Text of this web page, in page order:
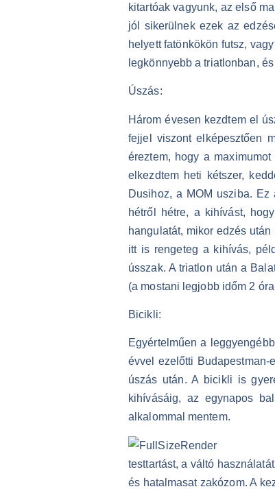
kitartóak vagyunk, az első
jól sikerülnek ezek az
helyett fatönkökön futsz,
legkönnyebb a triatlonban,
Úszás:
Három évesen kezdtem el
fejjel viszont elképesztően
éreztem, hogy a
elkezdtem heti kétszer,
Dusihoz, a MOM usziba.
hétről hétre, a kihívást,
hangulatát, mikor edzés
itt is rengeteg a kihívás,
ússzak. A triatlon után a
(a mostani legjobb időm 2
Bicikli:
Egyértelműen a
évvel ezelőtti Budapestman-
úszás után. A bicikli is
kihívásáig, az egynapos
alkalommal mentem.
testtartást, a váltó
és hatalmasat zakózom. A